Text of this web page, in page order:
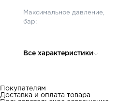
Максимальное давление,
бар:
Все характеристики
Покупателям
Доставка и оплата товара